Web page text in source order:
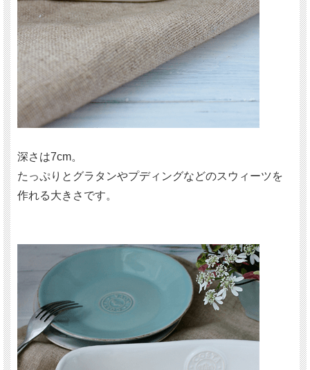
深さは7cm。
たっぷりとグラタンやプディングなどのスウィーツを
作れる大きさです。